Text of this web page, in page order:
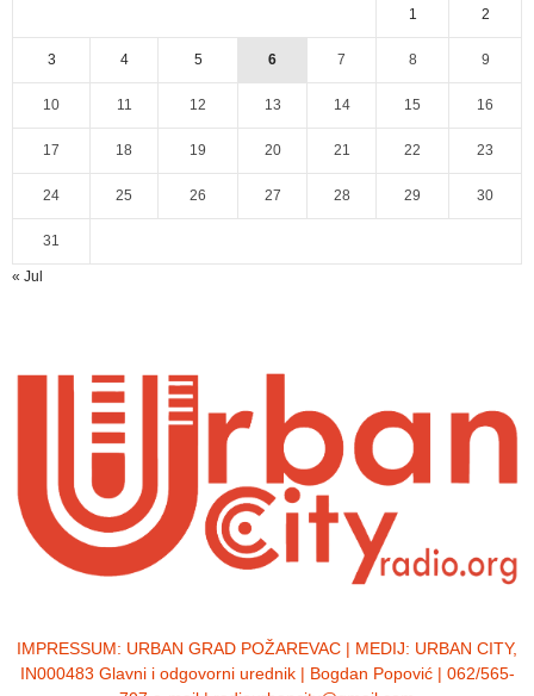
1 2
3 4 5 6 7 8 9
10 11 12 13 14 15 16
17 18 19 20 21 22 23
24 25 26 27 28 29 30
31
« Jul
IMPRESSUM: URBAN GRAD POŽAREVAC | MEDIJ: URBAN CITY,
IN000483 Glavni i odgovorni urednik | Bogdan Popović | 062/565-